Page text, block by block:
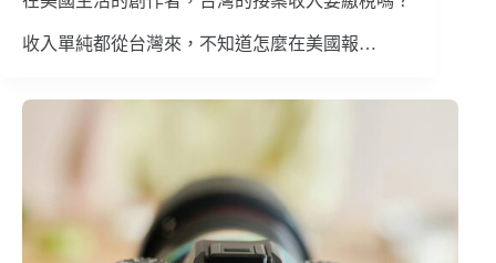
收入單純都從台灣來，不知道怎麼在美國報…